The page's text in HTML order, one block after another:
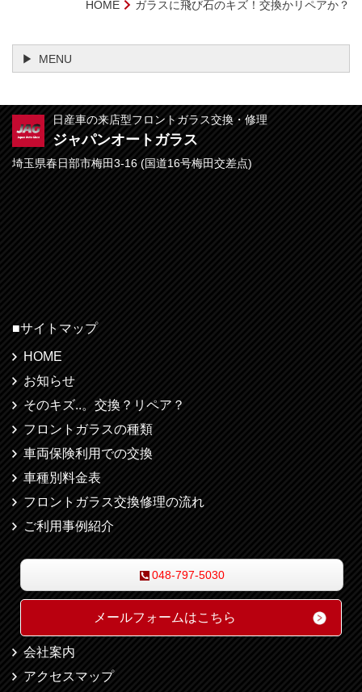
HOME ガラスに飛び石のキズ！交換かリペアか？
MENU
日産車の来店型フロントガラス交換・修理
ジャパンオートガラス
埼玉県春日部市梅田3-16 (国道16号梅田交差点)
■サイトマップ
HOME
お知らせ
そのキズ..。交換？リペア？
フロントガラスの種類
車両保険利用での交換
車種別料金表
フロントガラス交換修理の流れ
ご利用事例紹介
048-797-5030
メールフォームはこちら
会社案内
アクセスマップ